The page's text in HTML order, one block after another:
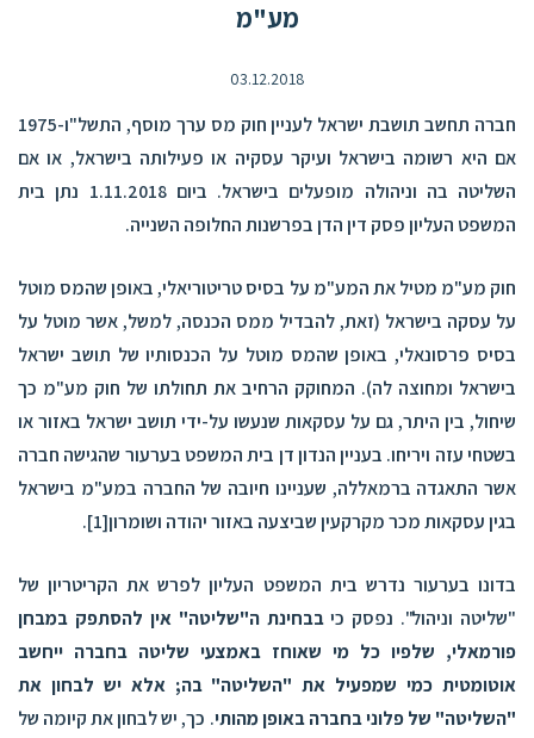
מע"מ
03.12.2018
חברה תחשב תושבת ישראל לעניין חוק מס ערך מוסף, התשל"ו-1975
אם היא רשומה בישראל ועיקר עסקיה או פעילותה בישראל, או אם
השליטה בה וניהולה מופעלים בישראל. ביום 1.11.2018 נתן בית
המשפט העליון פסק דין הדן בפרשנות החלופה השנייה.
חוק מע"מ מטיל את המע"מ על בסיס טריטוריאלי, באופן שהמס מוטל
על עסקה בישראל (זאת, להבדיל ממס הכנסה, למשל, אשר מוטל על
בסיס פרסונאלי, באופן שהמס מוטל על הכנסותיו של תושב ישראל
בישראל ומחוצה לה). המחוקק הרחיב את תחולתו של חוק מע"מ כך
שיחול, בין היתר, גם על עסקאות שנעשו על-ידי תושב ישראל באזור או
בשטחי עזה ויריחו. בעניין הנדון דן בית המשפט בערעור שהגישה חברה
אשר התאגדה ברמאללה, שעניינו חיובה של החברה במע"מ בישראל
בגין עסקאות מכר מקרקעין שביצעה באזור יהודה ושומרון[1]
.
בדונו בערעור נדרש בית המשפט העליון לפרש את הקריטריון של
"שליטה וניהול". נפסק כיבבחינת ה"שליטה" אין להסתפק במבחן
פורמאלי, שלפיו כל מי שאוחז באמצעי שליטה בחברה ייחשב
אוטומטית כמי שמפעיל את "השליטה" בה; אלא יש לבחון את
"השליטה" של פלוני בחברה באופן מהותי. כך, יש לבחון את קיומה של